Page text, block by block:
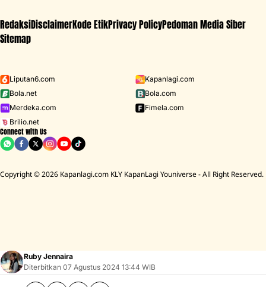
Iklan - Scroll ke bawah untuk melanjutkan
RedaksiDisclaimerKode EtikPrivacy PolicyPedoman Media Siber
Sitemap
Liputan6.com
Kapanlagi.com
Bola.net
Bola.com
Merdeka.com
Fimela.com
Brilio.net
Connect with Us
Copyright © 2026 Kapanlagi.com KLY KapanLagi Youniverse - All Right Reserved.
Home Showbiz Selebriti Al Ghazali
Ruby Jennaira
Diterbitkan 07 Agustus 2024 13:44 WIB